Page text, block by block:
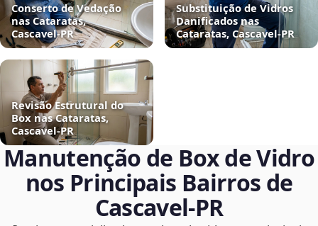
Conserto de Vedação
nas Cataratas,
Cascavel‑PR
Substituição de Vidros
Danificados nas
Cataratas, Cascavel‑PR
Revisão Estrutural do
Box nas Cataratas,
Cascavel‑PR
Manutenção de Box de Vidro
nos Principais Bairros de
Cascavel‑PR